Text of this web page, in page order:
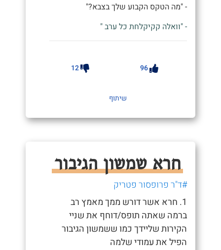
- "מה הטקס הקבוע שלך בצבא?"
- "וואלה קקיקלחת כל ערב "
96
12
שיתוף
חרא שמשון הגיבור
#ד"ר פרופסור פטריק
1. חרא אשר דורש ממך מאמץ רב
ברמה שאתה תופס/דוחף את שניי
הקירות שליידך כמו ששמשון הגיבור
הפיל את עמודי שלמה